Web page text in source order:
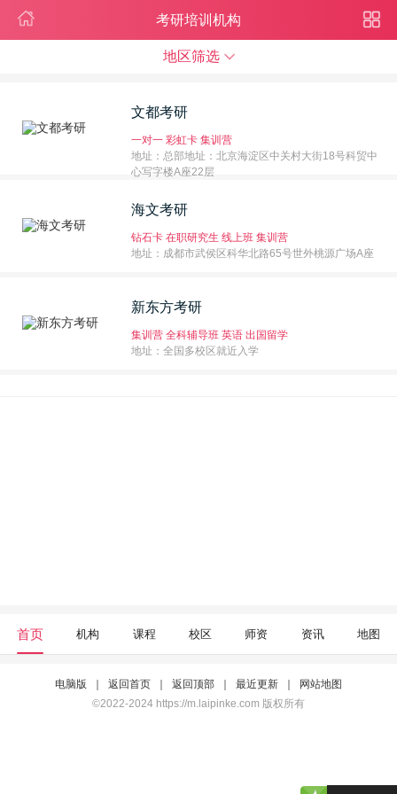
考研培训机构
地区筛选
文都考研
一对一 彩虹卡 集训营
地址：总部地址：北京海淀区中关村大街18号科贸中
心写字楼A座22层
海文考研
钻石卡 在职研究生 线上班 集训营
地址：成都市武侯区科华北路65号世外桃源广场A座
新东方考研
集训营 全科辅导班 英语 出国留学
地址：全国多校区就近入学
首页 机构 课程 校区 师资 资讯 地图
电脑版 返回首页 返回顶部 最近更新
网站地图
©2022-2024 https://m.laipinke.com 版权所有